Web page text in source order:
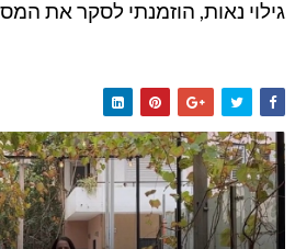
גילוי נאות, הוזמנתי לסקר את